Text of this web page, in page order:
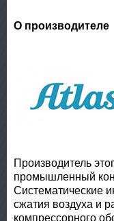
О производителе
Производитель
промышленный
Систематические
сжатия воздуха и
компрессорного